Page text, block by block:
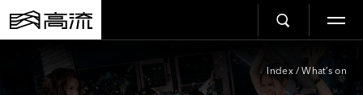
Index / What’s on